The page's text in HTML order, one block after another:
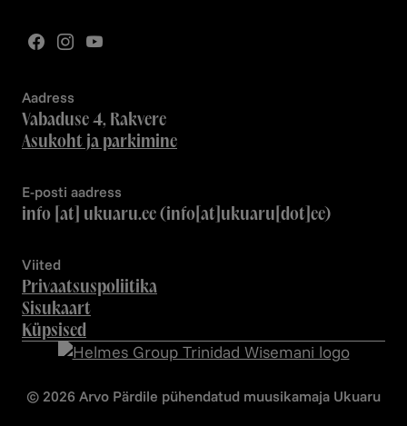
Aadress
Vabaduse 4, Rakvere
Asukoht ja parkimine
E-posti aadress
info [at] ukuaru.ee(info[at]ukuaru[dot]ee)
Viited
Privaatsuspoliitika
Sisukaart
Küpsised
© 2026 Arvo Pärdile pühendatud muusikamaja Ukuaru